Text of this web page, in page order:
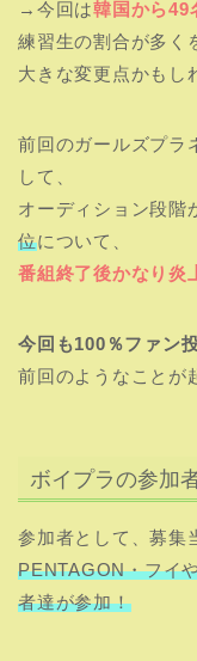
→今回は韓国から49
練習生の割合が多く
大きな変更点かもし
前回のガールズプラ
して、
オーディション段階
位について、
番組終了後かなり炎
今回も100％ファン
前回のようなことが
ボイプラの参加
参加者として、募集
PENTAGON・フイ
者達が参加！